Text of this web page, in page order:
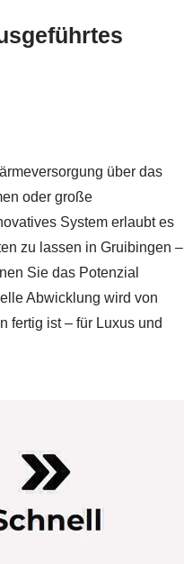
über das
oder große
System erlaubt es
zu lassen in Gruibingen –
Sie das Potenzial
Abwicklung wird von
fertig ist – für Luxus und